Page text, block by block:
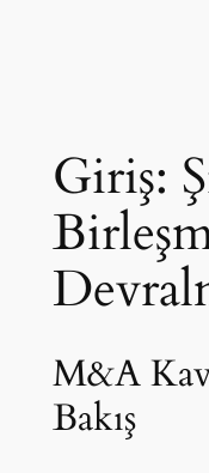
Giriş:
M&A
Bakış